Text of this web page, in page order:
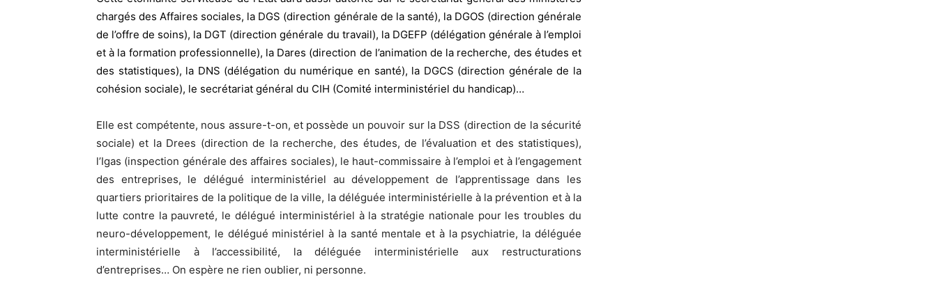
chargés des Affaires sociales, la DGS (direction générale de la santé), la DGOS (direction générale
de l’offre de soins), la DGT (direction générale du travail), la DGEFP (délégation générale à l’emploi
et à la formation professionnelle), la Dares (direction de l’animation de la recherche, des études et
des statistiques), la DNS (délégation du numérique en santé), la DGCS (direction générale de la
cohésion sociale), le secrétariat général du CIH (Comité interministériel du handicap)…
Elle est compétente, nous assure-t-on, et possède un pouvoir sur la DSS (direction de la sécurité
sociale) et la Drees (direction de la recherche, des études, de l’évaluation et des statistiques),
l’Igas (inspection générale des affaires sociales), le haut-commissaire à l’emploi et à l’engagement
des entreprises, le délégué interministériel au développement de l’apprentissage dans les
quartiers prioritaires de la politique de la ville, la déléguée interministérielle à la prévention et à la
lutte contre la pauvreté, le délégué interministériel à la stratégie nationale pour les troubles du
neuro-développement, le délégué ministériel à la santé mentale et à la psychiatrie, la déléguée
interministérielle à l’accessibilité, la déléguée interministérielle aux restructurations
d’entreprises… On espère ne rien oublier, ni personne.